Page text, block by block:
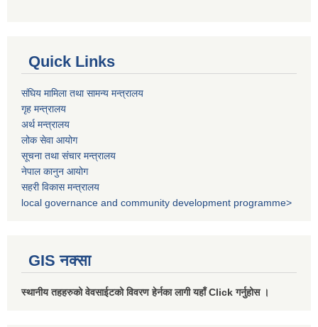
Quick Links
संघिय मामिला तथा सामन्य मन्त्रालय
गृह मन्त्रालय
अर्थ मन्त्रालय
लोक सेवा आयोग
सूचना तथा संचार मन्त्रालय
नेपाल कानुन आयोग
सहरी विकास मन्त्रालय
local governance and community development programme>
GIS नक्सा
स्थानीय तहहरुको वेवसाईटको विवरण हेर्नका लागी यहाँ Click गर्नुहोस ।